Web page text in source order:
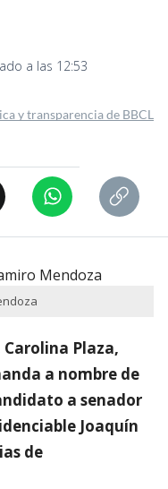
a las 12:53
y transparencia de BBCL
Plaza,
a nombre de
a senador
Joaquín
de